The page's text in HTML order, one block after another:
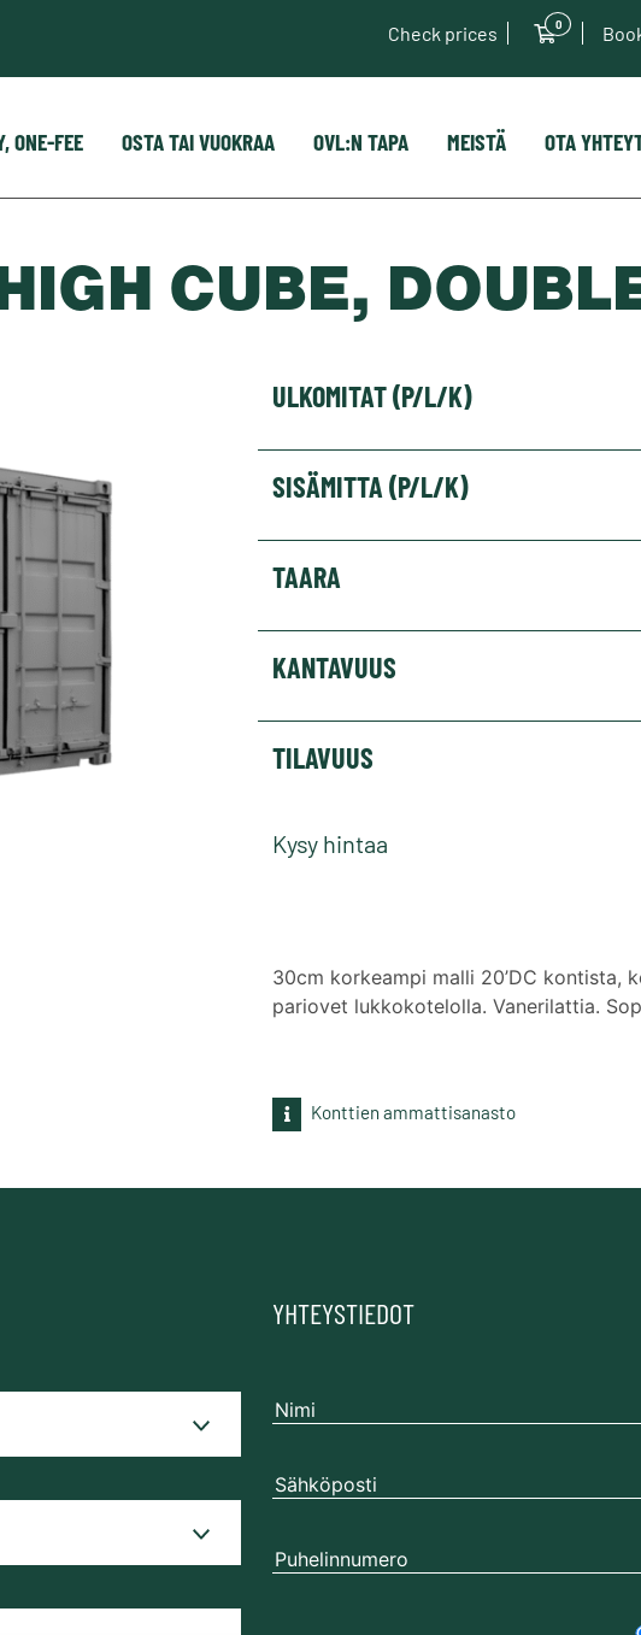
Check prices 0
ONE-FEE OSTA TAI VUOKRAA OVL:N TAPA MEISTÄ OTA
CUBE,
ULKOMITAT (P/L/K)
SISÄMITTA (P/L/K)
TAARA
KANTAVUUS
TILAVUUS
Kysy hintaa
30cm korkeampi malli 20’DC kontista,
pariovet lukkokotelolla. Vanerilattia.
Konttien ammattisanasto
YHTEYSTIEDOT